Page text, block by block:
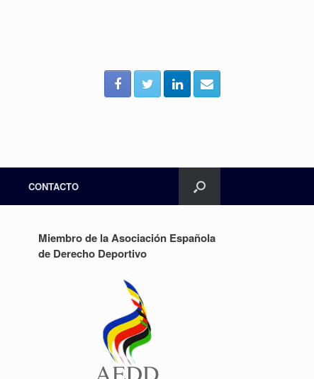
CONTACTO
Miembro de la Asociación Española
de Derecho Deportivo